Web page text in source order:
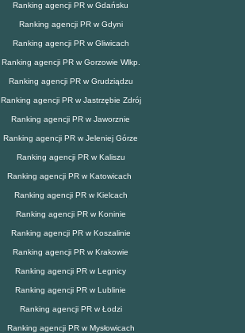
Ranking agencji PR w Gdańsku
Ranking agencji PR w Gdyni
Ranking agencji PR w Gliwicach
Ranking agencji PR w Gorzowie Wlkp.
Ranking agencji PR w Grudziądzu
Ranking agencji PR w Jastrzębie Zdrój
Ranking agencji PR w Jaworznie
Ranking agencji PR w Jeleniej Górze
Ranking agencji PR w Kaliszu
Ranking agencji PR w Katowicach
Ranking agencji PR w Kielcach
Ranking agencji PR w Koninie
Ranking agencji PR w Koszalinie
Ranking agencji PR w Krakowie
Ranking agencji PR w Legnicy
Ranking agencji PR w Lublinie
Ranking agencji PR w Łodzi
Ranking agencji PR w Mysłowicach